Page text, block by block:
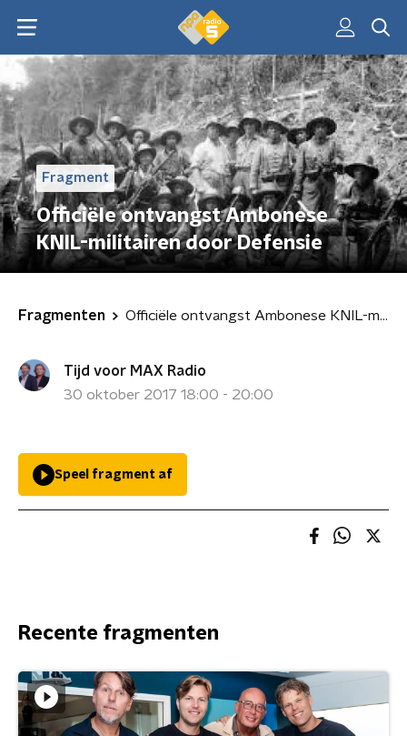
Fragment
Officiële ontvangst Ambonese
KNIL-militairen door Defensie
Fragmenten Officiële ontvangst Ambonese KNIL-militairen door Defensie
Tijd voor MAX Radio
30 oktober 2017 18:00 - 20:00
Speel fragment af
Recente fragmenten